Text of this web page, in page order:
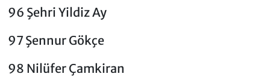
96 Şehri Yildiz Ay
97 Şennur Gökçe
98 Nilüfer Çamkiran